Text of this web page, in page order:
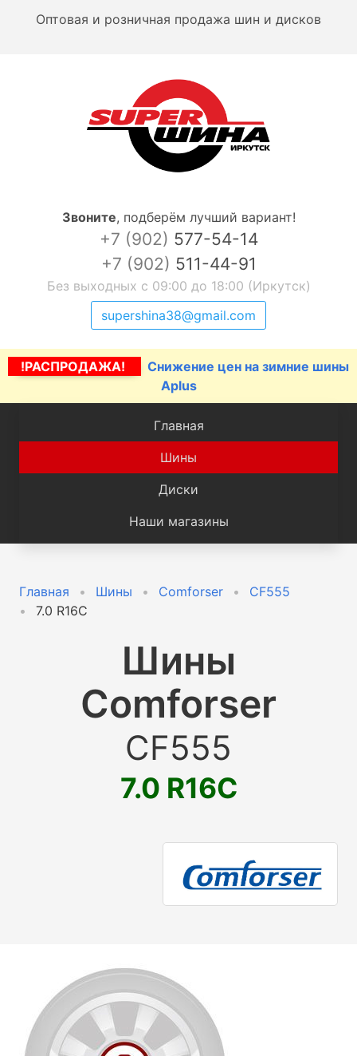
Оптовая и розничная продажа шин и дисков
Звоните, подберём лучший вариант!
+7 (902) 577-54-14
+7 (902) 511-44-91
Без выходных с 09:00 до 18:00 (Иркутск)
supershina38@gmail.com
!РАСПРОДАЖА!
Снижение цен на зимние шины
Aplus
Главная
Шины
Диски
Наши магазины
Главная Шины Comforser
CF555
7.0 R16C
Шины
Comforser
CF555
7.0 R16C